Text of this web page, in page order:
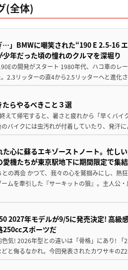
(全体)
…」BMWに嘲笑された“190 E 2.5-16
年だった頃の憧れのクルマを深堀り
の開発がスタート 1980年代、ハコ車のレ
2.3リッターの直4から2.5リッターへと進化
らやるべきこと３選
えて帰宅すると、暑さと疲れから「早くバイ
バイクには虫汚れが付着していたり、発汗
心に蘇るエキゾーストノート。忙し
機たちが東京駅地下に期間限定で集結
の再会 かつて、我々の心を鷲掴みにし、熱
ムを牽引した『サーキットの狼』。主人公
2027年モデルが9/5に発売決定! 高級
250ccスポーツだ
気! 2026年型との違いは「骨格」にあり! 「
どと侮るなかれ。今回発表されたカワサキの